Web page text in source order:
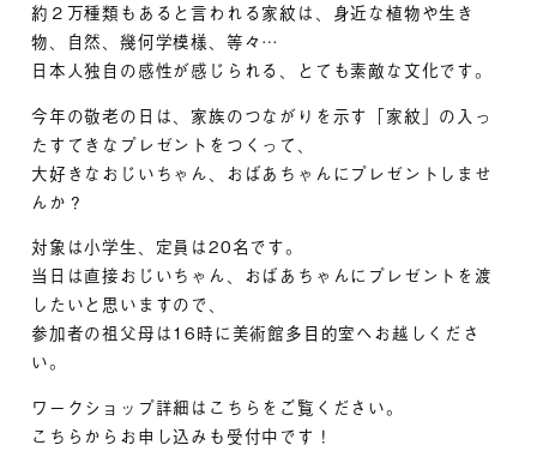
約２万種類もあると言われる家紋は、身近な植物や生き
物、自然、幾何学模様、等々…
日本人独自の感性が感じられる、とても素敵な文化です。
今年の敬老の日は、家族のつながりを示す「家紋」の入っ
たすてきなプレゼントをつくって、
大好きなおじいちゃん、おばあちゃんにプレゼントしませ
んか？
対象は小学生、定員は20名です。
当日は直接おじいちゃん、おばあちゃんにプレゼントを渡
したいと思いますので、
参加者の祖父母は16時に美術館多目的室へお越しくださ
い。
ワークショップ詳細はこちらをご覧ください。
こちらからお申し込みも受付中です！